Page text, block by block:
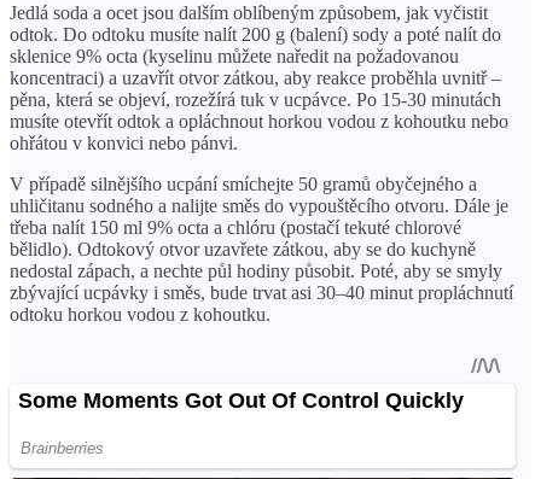
Jedlá soda a ocet jsou dalším oblíbeným způsobem, jak vyčistit
odtok. Do odtoku musíte nalít 200 g (balení) sody a poté nalít do
sklenice 9% octa (kyselinu můžete naředit na požadovanou
koncentraci) a uzavřít otvor zátkou, aby reakce proběhla uvnitř –
pěna, která se objeví, rozežírá tuk v ucpávce. Po 15-30 minutách
musíte otevřít odtok a opláchnout horkou vodou z kohoutku nebo
ohřátou v konvici nebo pánvi.
V případě silnějšího ucpání smíchejte 50 gramů obyčejného a
uhličitanu sodného a nalijte směs do vypouštěcího otvoru. Dále je
třeba nalít 150 ml 9% octa a chlóru (postačí tekuté chlorové
bělidlo). Odtokový otvor uzavřete zátkou, aby se do kuchyně
nedostal zápach, a nechte půl hodiny působit. Poté, aby se smyly
zbývající ucpávky i směs, bude trvat asi 30–40 minut propláchnutí
odtoku horkou vodou z kohoutku.